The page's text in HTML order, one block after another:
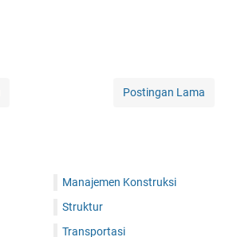
Postingan Lama
Manajemen Konstruksi
Struktur
Transportasi